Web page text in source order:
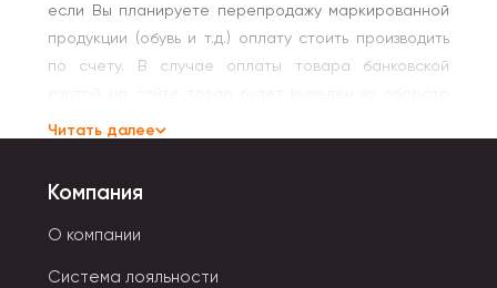
если Вы планируете перепродажу маркированной
продукции (обувь и т.д.) оплату стоить производить
по счету. В случае оплаты товара банковской
(данные о продаже маркированной продукции
получится.
Читать далее
Компания
О компании
Система лояльности